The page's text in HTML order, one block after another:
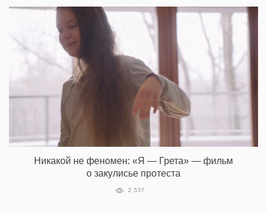
Никакой не феномен: «Я — Грета» — фильм
о закулисье протеста
2 537